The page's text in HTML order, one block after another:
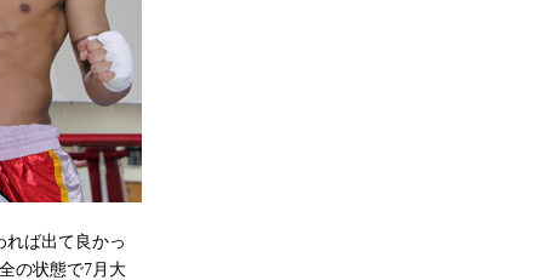
れば出て良かっ
の状態で7月大